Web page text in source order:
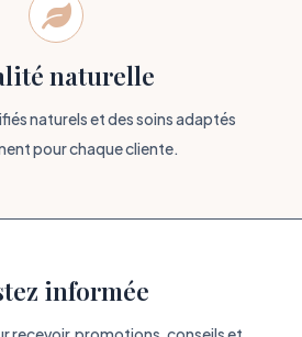

naturelle
naturels et des soins adaptés
pour chaque cliente.
informée